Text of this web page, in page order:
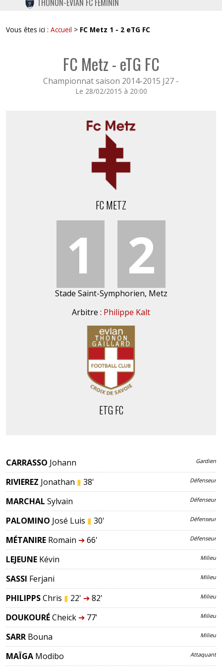
TWITTER
INSTAGRAM
THONON-EVIAN FC FÉMININ
Vous êtes ici : Accueil > FC Metz 1 - 2 eTG FC
FC Metz - eTG FC
Championnat saison 2014-2015 J27 -
Le 28/02/2015 à 20:00
FC METZ
1 2
Stade Saint-Symphorien, Metz
Arbitre : Philippe Kalt
ETG FC
CARRASSO Johann Gardien
RIVIEREZ Jonathan ▮ 38' Défenseur
MARCHAL Sylvain Défenseur
PALOMINO José Luis ▮ 30' Défenseur
MÉTANIRE Romain ➔66' Défenseur
LEJEUNE Kévin Milieu
SASSI Ferjani Milieu
PHILIPPSChris ▮ 22' ➔82' Milieu
DOUKOURÉCheick ➔77' Milieu
SARR Bouna Milieu
MAÏGA Modibo Attaquant